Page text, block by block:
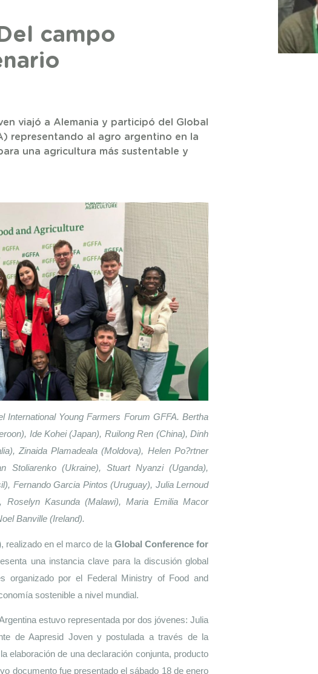
campo
viajó a Alemania y participó del Global
representando al agro argentino en la
una agricultura más sustentable y
International Young Farmers Forum GFFA. Bertha
Ide Kohei (Japan), Ruilong Ren (China), Dinh
Zinaida Plamadeala (Moldova), Helen Po?rtner
Stoliarenko (Ukraine), Stuart Nyanzi (Uganda),
Fernando Garcia Pintos (Uruguay), Julia Lernoud
Roselyn Kasunda (Malawi), Maria Emilia Macor
Banville (Ireland).
, realizado en el marco de la Global Conference for
una instancia clave para la discusión global
organizado por el Federal Ministry of Food and
sostenible a nivel mundial.
estuvo representada por dos jóvenes: Julia
de Aapresid Joven y postulada a través de la
elaboración de una declaración conjunta, producto
documento fue presentado el sábado 18 de enero